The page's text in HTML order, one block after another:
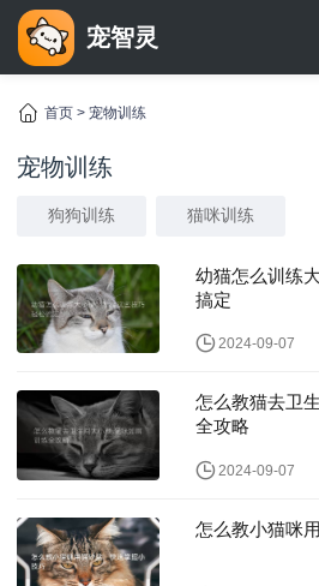
宠智灵
首页 > 宠物训练
宠物训练
狗狗训练 猫咪训练
幼猫怎么训练
搞定
2024-09-07
怎么教猫去卫
全攻略
2024-09-07
怎么教小猫咪